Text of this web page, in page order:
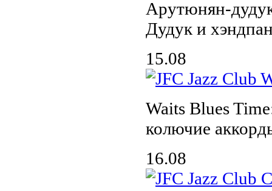
Арутюнян-
Дудук и
15.08
Waits Blues
колючие
16.08